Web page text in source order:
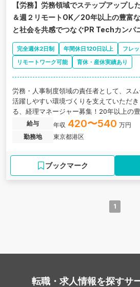
【労務】労務領域でステップアップし
＆週２リモートOK／20年以上の豊富
と社会を共感でつなぐPR Techカンパ
完全週休2日制 年間休日120日以上
フレ
リモートワーク可能
育休・産休実績あり
労務・人事制度領域の責任者として、ス
活躍しやすい環境づくりを支えていただ
る、経理マネージャー募集！20年以上の
業と社会を共感でつなぐPR Techカンパニ
給与 年収 420〜540 万円
勤務地
東京都港区
ブックマーク
1
転職・求人情報を探すサ